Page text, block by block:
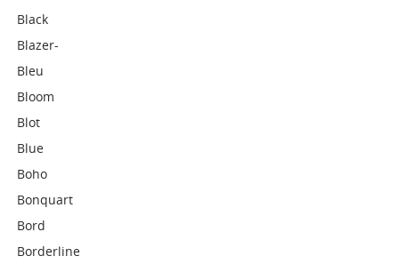
Black
Blazer-
Bleu
Bloom
Blot
Blue
Boho
Bonquart
Bord
Borderline